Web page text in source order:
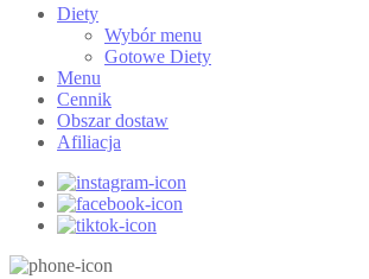
Diety
Wybór menu
Gotowe Diety
Menu
Cennik
Obszar dostaw
Afiliacja